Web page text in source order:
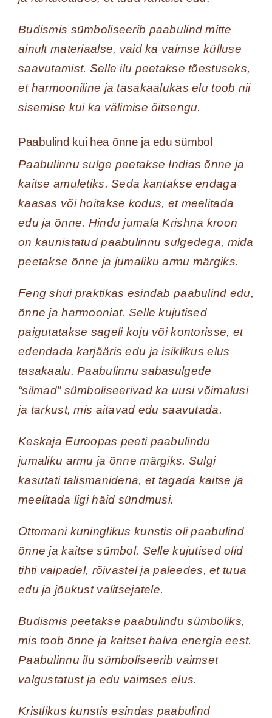
Budismis sümboliseerib paabulind mitte
ainult materiaalse, vaid ka vaimse külluse
saavutamist. Selle ilu peetakse tõestuseks,
et harmooniline ja tasakaalukas elu toob nii
sisemise kui ka välimise õitsengu.
Paabulind kui hea õnne ja edu sümbol
Paabulinnu sulge peetakse Indias õnne ja
kaitse amuletiks. Seda kantakse endaga
kaasas või hoitakse kodus, et meelitada
edu ja õnne. Hindu jumala Krishna kroon
on kaunistatud paabulinnu sulgedega, mida
peetakse õnne ja jumaliku armu märgiks.
Feng shui praktikas esindab paabulind edu,
õnne ja harmooniat. Selle kujutised
paigutatakse sageli koju või kontorisse, et
edendada karjääris edu ja isiklikus elus
tasakaalu. Paabulinnu sabasulgede
“silmad” sümboliseerivad ka uusi võimalusi
ja tarkust, mis aitavad edu saavutada.
Keskaja Euroopas peeti paabulindu
jumaliku armu ja õnne märgiks. Sulgi
kasutati talismanidena, et tagada kaitse ja
meelitada ligi häid sündmusi.
Ottomani kuninglikus kunstis oli paabulind
õnne ja kaitse sümbol. Selle kujutised olid
tihti vaipadel, rõivastel ja paleedes, et tuua
edu ja jõukust valitsejatele.
Budismis peetakse paabulindu sümboliks,
mis toob õnne ja kaitset halva energia eest.
Paabulinnu ilu sümboliseerib vaimset
valgustatust ja edu vaimses elus.
Kristlikus kunstis esindas paabulind